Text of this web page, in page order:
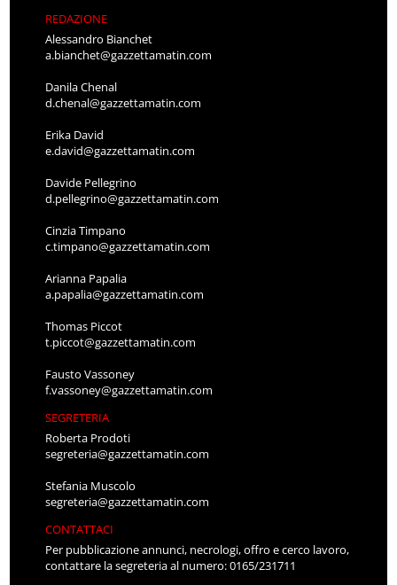
REDAZIONE
Alessandro Bianchet
a.bianchet@gazzettamatin.com
Danila Chenal
d.chenal@gazzettamatin.com
Erika David
e.david@gazzettamatin.com
Davide Pellegrino
d.pellegrino@gazzettamatin.com
Cinzia Timpano
c.timpano@gazzettamatin.com
Arianna Papalia
a.papalia@gazzettamatin.com
Thomas Piccot
t.piccot@gazzettamatin.com
Fausto Vassoney
f.vassoney@gazzettamatin.com
SEGRETERIA
Roberta Prodoti
segreteria@gazzettamatin.com
Stefania Muscolo
segreteria@gazzettamatin.com
CONTATTACI
Per pubblicazione annunci, necrologi, offro e cerco lavoro,
contattare la segreteria al numero: 0165/231711